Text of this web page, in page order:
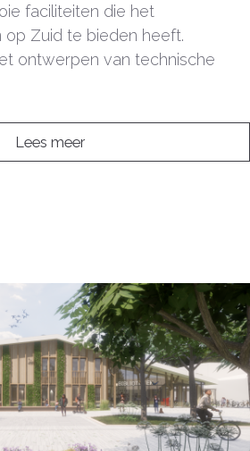
faciliteiten die het
Zuid te bieden heeft.
ontwerpen van technische
Lees meer